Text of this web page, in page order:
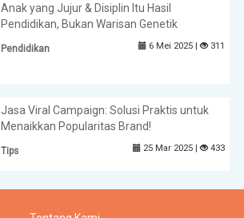
Anak yang Jujur & Disiplin Itu Hasil
Pendidikan, Bukan Warisan Genetik
Pendidikan 6 Mei 2025 | 311
Jasa Viral Campaign: Solusi Praktis untuk
Menaikkan Popularitas Brand!
Tips 25 Mar 2025 | 433